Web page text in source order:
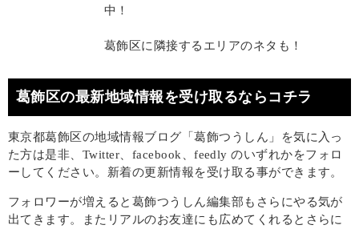
中！
葛飾区に隣接するエリアのネタも！
葛飾区の最新地域情報を受け取るならコチラ
東京都葛飾区の地域情報ブログ「葛飾つうしん」を気に入っ
た方は是非、Twitter、facebook、feedly のいずれかをフォロ
ーしてください。新着の更新情報を受け取る事ができます。
フォロワーが増えると葛飾つうしん編集部もさらにやる気が
出てきます。またリアルのお友達にも広めてくれるとさらに